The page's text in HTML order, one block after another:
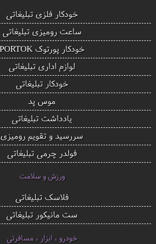
خودکار فلزی تبلیغاتی
ساعت رومیزی تبلیغاتی
خودکار پورتوک PORTOK
لوازم اداری تبلیغاتی
خودکار تبلیغاتی
موس پد
یادداشت تبلیغاتی
سررسید و تقویم رومیزی
فولدر چرمی تبلیغاتی
ورزش و سلامت
فلاسک تبلیغاتی
ست مانیکور تبلیغاتی
خودرو ، ابزار ، مسافرتی